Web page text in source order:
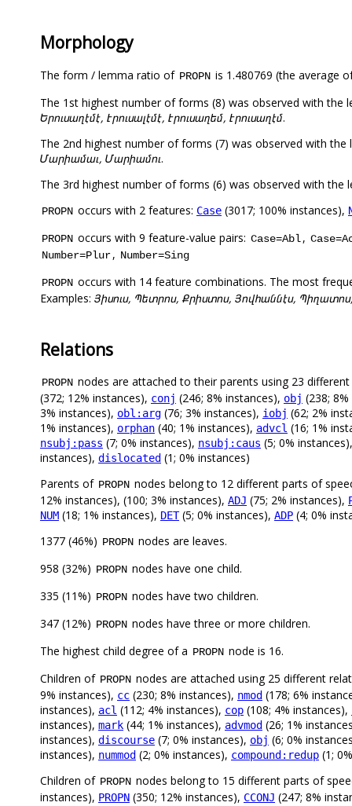
Morphology
The form / lemma ratio of PROPN is 1.480769 (the average
The 1st highest number of forms (8) was observed with the
Երուսաղէմէ, Էրուսալէմէ, Էրուսաղեմ, Էրուսաղէմ.
The 2nd highest number of forms (7) was observed with
Մարիամաւ, Մարիամու.
The 3rd highest number of forms (6) was observed with the
PROPN occurs with 2 features: Case (3017; 100% instances),
PROPN occurs with 9 feature-value pairs: Case=Abl,
Number=Plur, Number=Sing
PROPN occurs with 14 feature combinations. The most
Examples: Յիսուս, Պետրոս, Քրիստոս, Յովհաննէս,
Relations
PROPN nodes are attached to their parents using 23
(372; 12% instances), conj (246; 8% instances), obj (238;
3% instances), obl:arg (76; 3% instances), iobj (62; 2%
1% instances), orphan (40; 1% instances), advcl (16; 1%
nsubj:pass (7; 0% instances), nsubj:caus (5; 0%
instances), dislocated (1; 0% instances)
Parents of PROPN nodes belong to 12 different parts of
12% instances), (100; 3% instances), ADJ (75; 2% instances),
NUM (18; 1% instances), DET(5; 0% instances), ADP (4; 0%
1377 (46%) PROPN nodes are leaves.
958 (32%) PROPN nodes have one child.
335 (11%) PROPN nodes have two children.
347 (12%) PROPN nodes have three or more children.
The highest child degree of a PROPN node is 16.
Children of PROPN nodes are attached using 25 different
9% instances), cc (230; 8% instances), nmod (178; 6%
instances), acl (112; 4% instances), cop (108; 4% instances),
instances), mark (44; 1% instances), advmod (26; 1%
instances), discourse (7; 0% instances), obj (6; 0%
instances), nummod (2; 0% instances), compound:redup (1;
Children of PROPN nodes belong to 15 different parts of
instances), PROPN (350; 12% instances), CCONJ (247; 8%